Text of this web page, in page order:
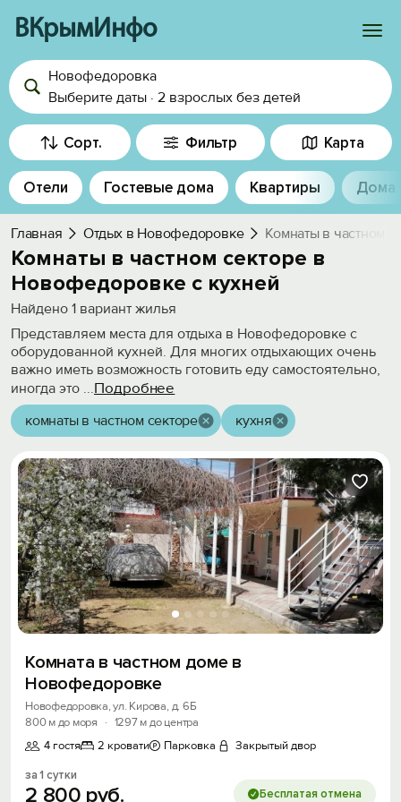
ВКрымИнфо
Войти
Избранное
История просмотра
Добавить свой объект
Новофедоровка
Выберите даты · 2 взрослых без детей
Сорт. Фильтр Карта
Отели Гостевые дома Квартиры Дома
Главная Отдых в Новофедоровке Комнаты в частном
Комнаты в частном секторе в
Новофедоровке с кухней
Найдено 1 вариант жилья
Представляем места для отдыха в Новофедоровке с
оборудованной кухней. Для многих отдыхающих очень
важно иметь возможность готовить еду самостоятельно,
иногда это ...Подробнее
комнаты в частном секторе кухня
Комната в частном доме в
Новофедоровке
Новофедоровка, ул. Кирова, д. 6Б
800 м до моря
· 1297 м до центра
4 гостя
2 кровати Парковка Закрытый двор
за 1 сутки
2 800 руб. Бесплатая отмена